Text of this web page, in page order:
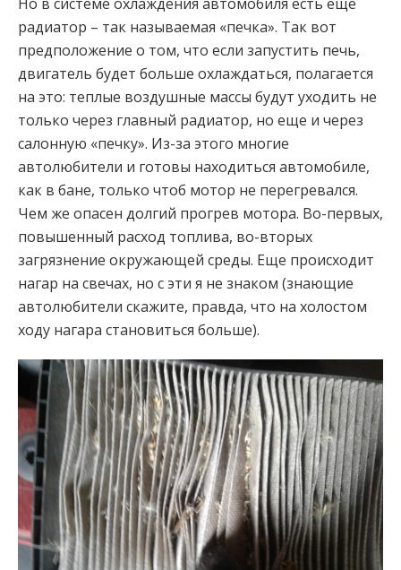
Но в системе охлаждения автомобиля есть еще
радиатор – так называемая «печка». Так вот
предположение о том, что если запустить печь,
двигатель будет больше охлаждаться, полагается
на это: теплые воздушные массы будут уходить не
только через главный радиатор, но еще и через
салонную «печку». Из-за этого многие
автолюбители и готовы находиться автомобиле,
как в бане, только чтоб мотор не перегревался.
Чем же опасен долгий прогрев мотора. Во-первых,
повышенный расход топлива, во-вторых
загрязнение окружающей среды. Еще происходит
нагар на свечах, но с эти я не знаком (знающие
автолюбители скажите, правда, что на холостом
ходу нагара становиться больше).